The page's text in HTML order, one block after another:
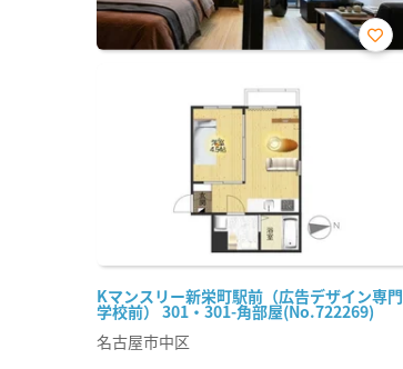
Kマンスリー新栄町駅前（広告デザイン専門
学校前） 301・301-角部屋(No.722269)
お気
名古屋市中区